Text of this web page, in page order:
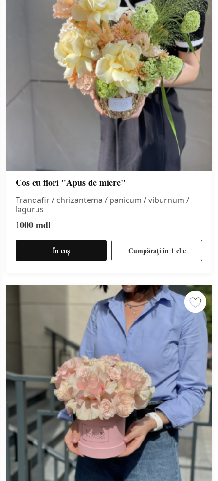
Cos cu flori "Apus de miere"
Trandafir / chrizantema / panicum / viburnum /
lagurus
1000 mdl
În coș Cumpărați în 1 clic